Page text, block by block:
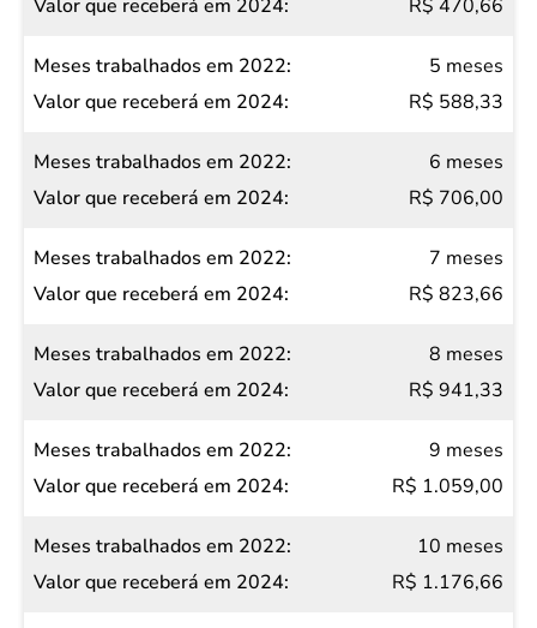
R$ 470,66
5 meses
R$ 588,33
6 meses
R$ 706,00
7 meses
R$ 823,66
8 meses
R$ 941,33
9 meses
R$ 1.059,00
10 meses
R$ 1.176,66